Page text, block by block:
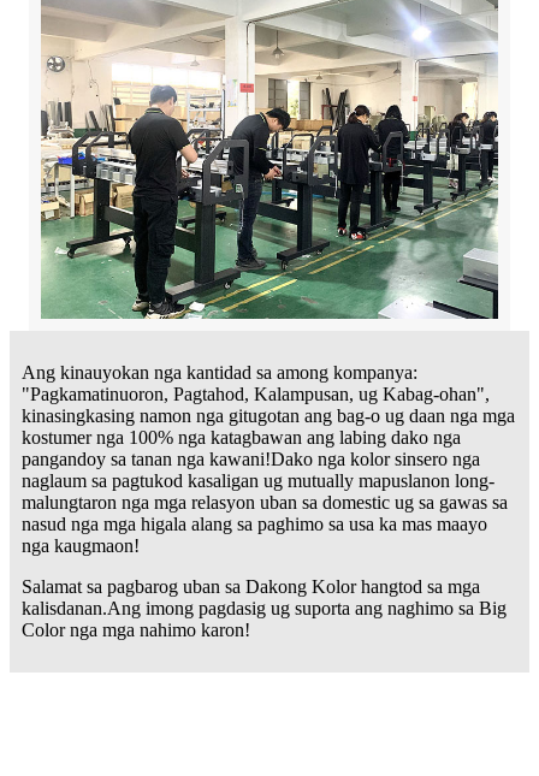
Ang kinauyokan nga kantidad sa among kompanya:
"Pagkamatinuoron, Pagtahod, Kalampusan, ug Kabag-ohan",
kinasingkasing namon nga gitugotan ang bag-o ug daan nga mga
kostumer nga 100% nga katagbawan ang labing dako nga
pangandoy sa tanan nga kawani!Dako nga kolor sinsero nga
naglaum sa pagtukod kasaligan ug mutually mapuslanon long-
malungtaron nga mga relasyon uban sa domestic ug sa gawas sa
nasud nga mga higala alang sa paghimo sa usa ka mas maayo
nga kaugmaon!
Salamat sa pagbarog uban sa Dakong Kolor hangtod sa mga
kalisdanan.Ang imong pagdasig ug suporta ang naghimo sa Big
Color nga mga nahimo karon!